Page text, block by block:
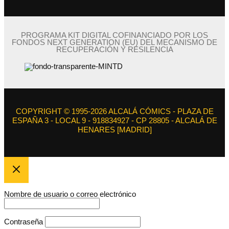
PROGRAMA KIT DIGITAL COFINANCIADO POR LOS
FONDOS NEXT GENERATION (EU) DEL MECANISMO DE
RECUPERACIÓN Y RESILENCIA
COPYRIGHT © 1995-2026 ALCALÁ CÓMICS - PLAZA DE
ESPAÑA 3 - LOCAL 9 - 918834927 - CP 28805 - ALCALÁ DE
HENARES [MADRID]
Nombre de usuario o correo electrónico
Contraseña